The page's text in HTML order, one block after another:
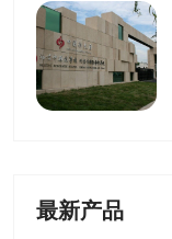
最新产品